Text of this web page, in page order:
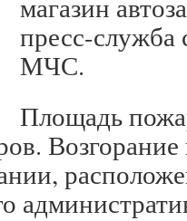
магазин
пресс-служба
МЧС.
Площадь